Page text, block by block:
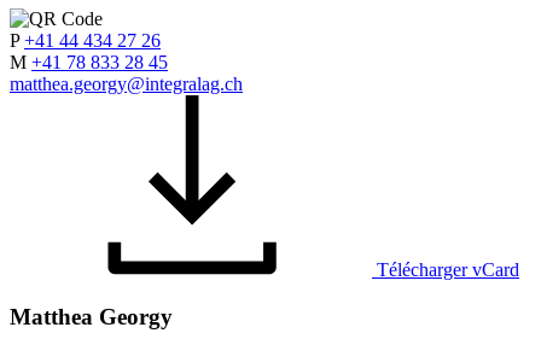
P +41 44 434 27 26
M +41 78 833 28 45
matthea.georgy@integralag.ch
Télécharger vCard
Matthea Georgy